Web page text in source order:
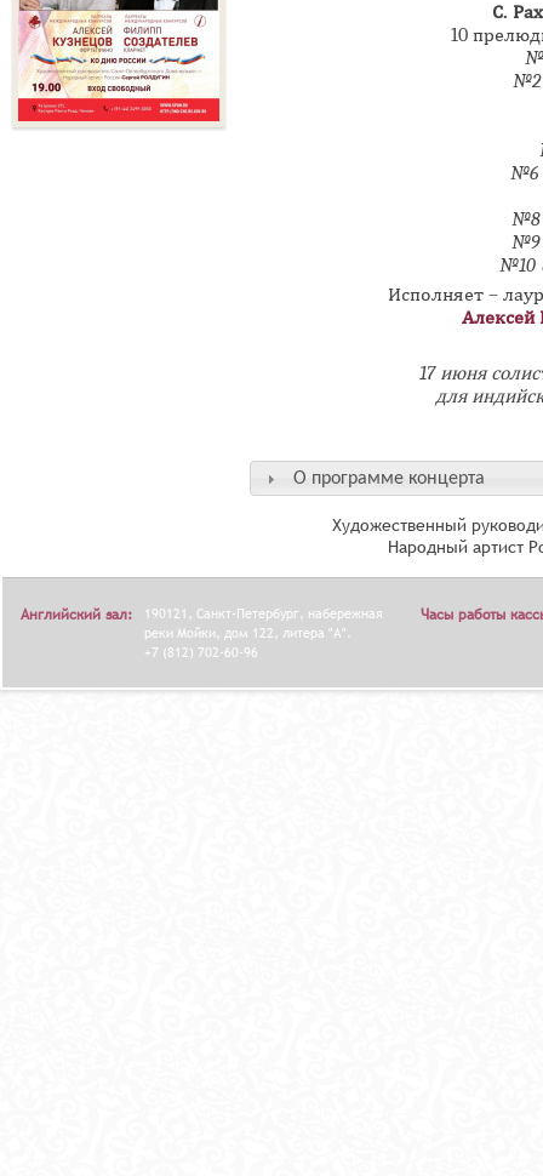
С.
10
№2
№6
№8
№9
№10
Исполняет –
Алексей
17 июня
для
О программе концерта
Художественный
Народный артист
Английский зал:
190121, Санкт-Петербург, набережная
реки Мойки, дом 122, литера "А".
+7 (812) 702-60-96
Часы работы